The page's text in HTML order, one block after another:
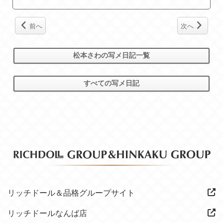
前へ 次へ
松本さわの写メ日記一覧
すべての写メ日記
リッチドール＆品格グループサイト
リッチドールなんば店